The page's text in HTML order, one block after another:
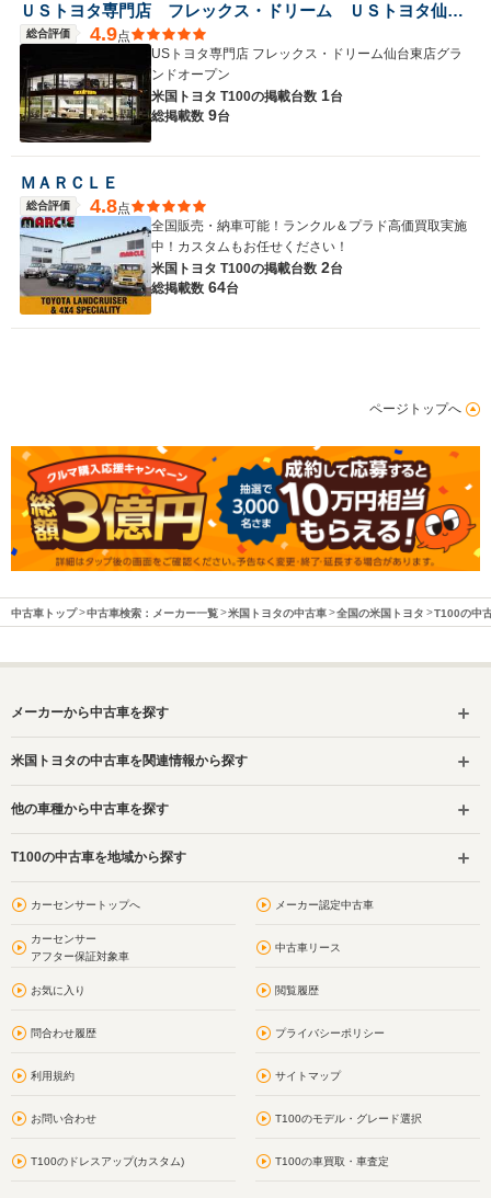
ＵＳトヨタ専門店 フレックス・ドリーム ＵＳトヨタ仙台東店
総合評価 4.9点
USトヨタ専門店 フレックス・ドリーム仙台東店グラ
ンドオープン
米国トヨタ T100の掲載台数 1台
総掲載数 9台
ＭＡＲＣＬＥ
総合評価 4.8点
全国販売・納車可能！ランクル＆プラド高価買取実施
中！カスタムもお任せください！
米国トヨタ T100の掲載台数 2台
総掲載数 64台
ページトップへ
中古車トップ 中古車検索：メーカー一覧 米国トヨタの中古車 全国の米国トヨタ T100の中
メーカーから中古車を探す
米国トヨタの中古車を関連情報から探す
他の車種から中古車を探す
T100の中古車を地域から探す
カーセンサートップへ メーカー認定中古車
カーセンサー
アフター保証対象車
中古車リース
お気に入り 閲覧履歴
問合わせ履歴 プライバシーポリシー
利用規約 サイトマップ
お問い合わせ T100のモデル・グレード選択
T100のドレスアップ(カスタム) T100の車買取・車査定